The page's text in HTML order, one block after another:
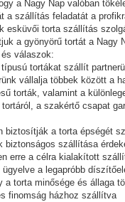
a Nagy Nap valóban
a szállítás feladatát a
esküvői torta szállítás
a gyönyörű tortát a Nagy
és válaszok:
tortákat szállít
vállalja többek között a
torták, valamint a
tortáról, a szakértő csapat
biztosítják a torta épségét
biztonságos szállítása
erre a célra kialakított
ügyelve a legapróbb
a torta minősége és állaga
finomság házhoz szállítva